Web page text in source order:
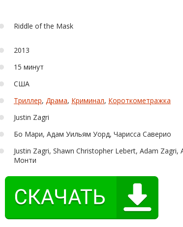
Riddle of the Mask
2013
15 минут
США
Триллер, Драма, Криминал, Короткометражка
Justin Zagri
Бо Мари, Адам Уильям Уорд, Чарисса Саверио
Justin Zagri, Shawn Christopher Lebert, Adam Zagri,
Монти